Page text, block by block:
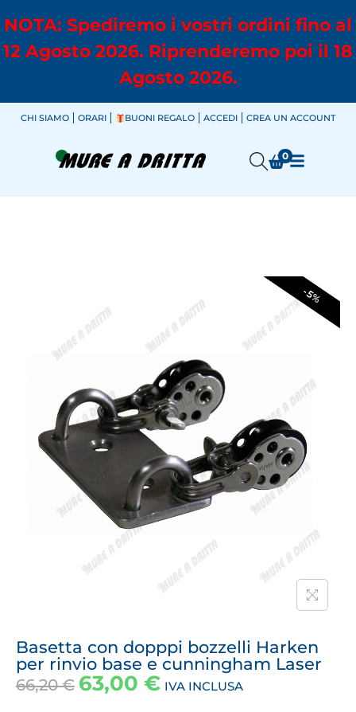
NOTA: Spediremo i vostri ordini fino al
12 Agosto 2026. Riprenderemo poi il 18
Agosto 2026.
CHI SIAMO ORARI BUONI REGALO ACCEDI CREA UN ACCOUNT
0
-5%
Basetta con dopppi bozzelli Harken
per rinvio base e cunningham Laser
66,20€ 63,00 € IVA INCLUSA